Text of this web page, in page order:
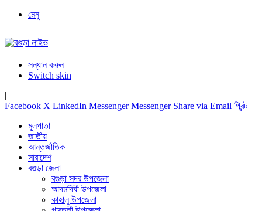
মেনু
সন্ধান করুন
Switch skin
|
Facebook X LinkedIn Messenger Messenger Share via Email প্রিন্ট
মূলপাতা
জাতীয়
আন্তর্জাতিক
সারাদেশ
বগুড়া জেলা
বগুড়া সদর উপজেলা
আদমদিঘী উপজেলা
কাহালু উপজেলা